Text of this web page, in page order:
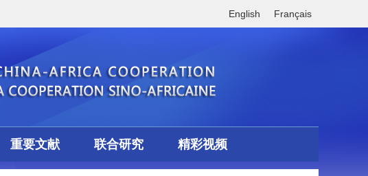
English Français
重要文献 联合研究 精彩视频